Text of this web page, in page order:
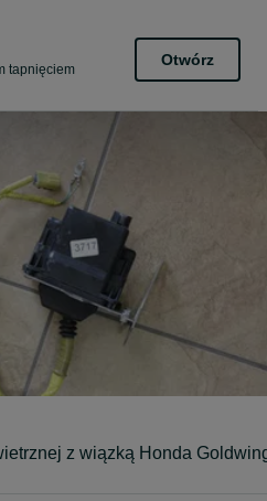
tapnięciem
Otwórz
z wiązką Honda